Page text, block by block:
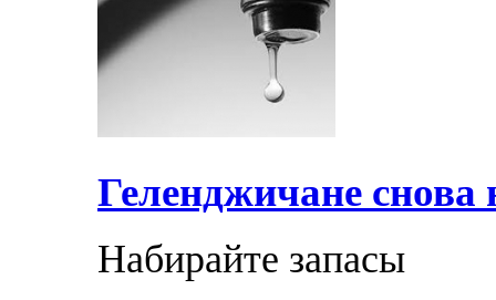
Геленджичане снова
Набирайте запасы